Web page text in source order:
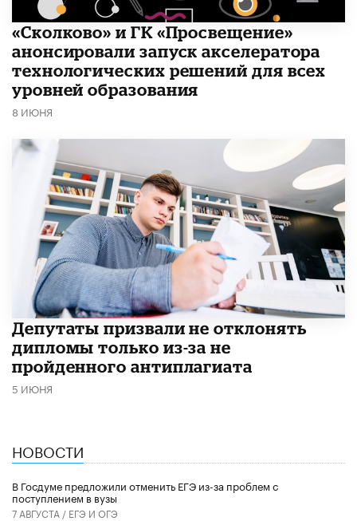
«Сколково» и ГК «Просвещение»
анонсировали запуск акселератора
технологических решений для всех
уровней образования
8 ИЮНЯ
Депутаты призвали не отклонять
дипломы только из-за не
пройденного антиплагиата
5 ИЮНЯ
НОВОСТИ
В Госдуме предложили отменить ЕГЭ из-за проблем с
поступлением в вузы
7 АВГУСТА / ЕГЭ И ОГЭ